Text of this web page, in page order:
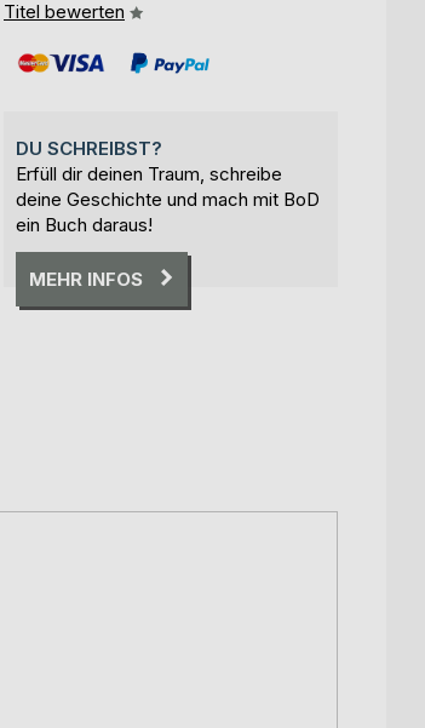
Titel bewerten
DU SCHREIBST?
Erfüll dir deinen Traum, schreibe
deine Geschichte und mach mit BoD
ein Buch daraus!
MEHR INFOS